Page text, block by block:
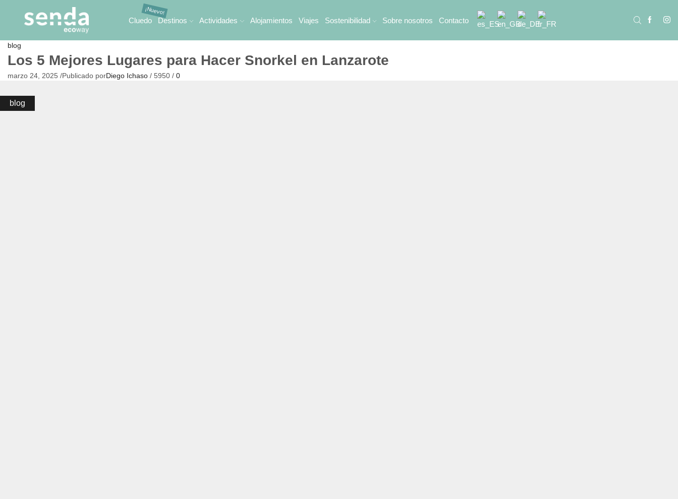
Cluedo Destinos Actividades Alojamientos Viajes Sostenibilidad Sobre nosotros Contacto
blog
Los 5 Mejores Lugares para Hacer Snorkel en Lanzarote
marzo 24, 2025 /Publicado porDiego Ichaso / 5950 / 0
blog